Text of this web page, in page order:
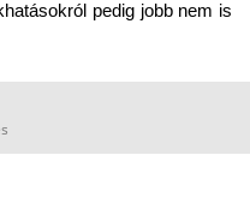
pedig jobb nem is